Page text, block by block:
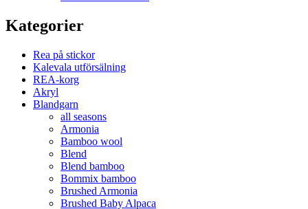
Kategorier
Rea på stickor
Kalevala utförsälning
REA-korg
Akryl
Blandgarn
all seasons
Armonia
Bamboo wool
Blend
Blend bamboo
Bommix bamboo
Brushed Armonia
Brushed Baby Alpaca